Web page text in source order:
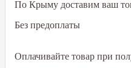
По Крыму доставим ваш
Без предоплаты
Оплачивайте товар при